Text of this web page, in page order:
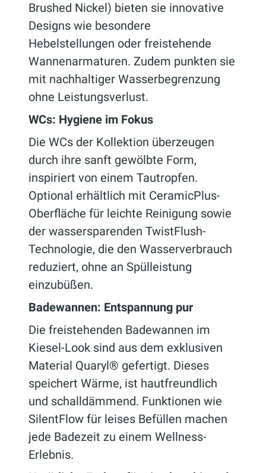
Brushed Nickel) bieten sie innovative
Designs wie besondere
Hebelstellungen oder freistehende
Wannenarmaturen. Zudem punkten sie
mit nachhaltiger Wasserbegrenzung
ohne Leistungsverlust.
WCs: Hygiene im Fokus
Die WCs der Kollektion überzeugen
durch ihre sanft gewölbte Form,
inspiriert von einem Tautropfen.
Optional erhältlich mit CeramicPlus-
Oberfläche für leichte Reinigung sowie
der wassersparenden TwistFlush-
Technologie, die den Wasserverbrauch
reduziert, ohne an Spülleistung
einzubüßen.
Badewannen: Entspannung pur
Die freistehenden Badewannen im
Kiesel-Look sind aus dem exklusiven
Material Quaryl® gefertigt. Dieses
speichert Wärme, ist hautfreundlich
und schalldämmend. Funktionen wie
SilentFlow für leises Befüllen machen
jede Badezeit zu einem Wellness-
Erlebnis.